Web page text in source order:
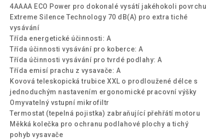
4AAAA ECO Power pro dokonalé vysátí jakéhokoli povrchu
Extreme Silence Technology 70 dB(A) pro extra tiché
vysávání
Třída energetické účinnosti: A
Třída účinnosti vysávání pro koberce: A
Třída účinnosti vysávání pro tvrdé podlahy: A
Třída emisí prachu z vysavače: A
Kovová teleskopická trubice XXL o prodloužené délce s
jednoduchým nastavením ergonomické pracovní výšky
Omyvatelný vstupní mikrofiltr
Termostat (tepelná pojistka) zabraňující přehřátí motoru
Měkká kolečka pro ochranu podlahové plochy a tichý
pohyb vysavače